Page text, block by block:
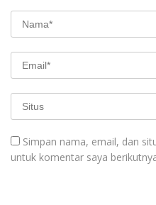
Simpan nama, email, dan
untuk komentar saya